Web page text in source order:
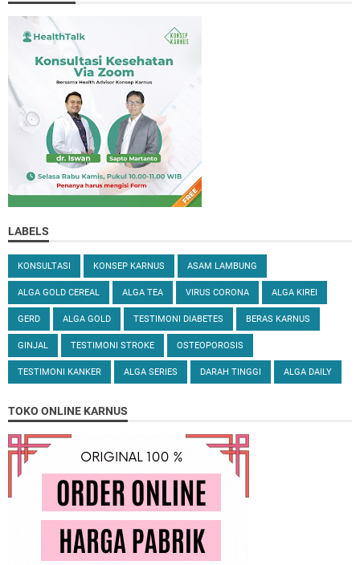
LABELS
KONSULTASI KONSEP KARNUS ASAM LAMBUNG
ALGA GOLD CEREAL ALGA TEA VIRUS CORONA ALGA KIREI
GERD ALGA GOLD TESTIMONI DIABETES BERAS KARNUS
GINJAL TESTIMONI STROKE OSTEOPOROSIS
TESTIMONI KANKER ALGA SERIES DARAH TINGGI ALGA DAILY
TOKO ONLINE KARNUS